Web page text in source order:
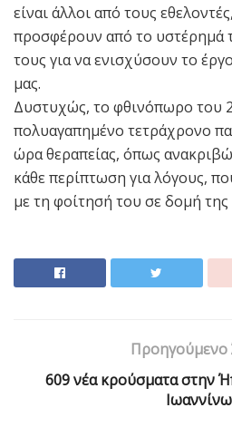
είναι άλλοι από τους
προσφέρουν από το υστέρημά
τους για να ενισχύσουν το
μας.
Δυστυχώς, το φθινόπωρο του
πολυαγαπημένο τετράχρονο
ώρα θεραπείας, όπως
κάθε περίπτωση για λόγους,
με τη φοίτησή του σε δομή
Προηγούμενο
609 νέα κρούσματα στην